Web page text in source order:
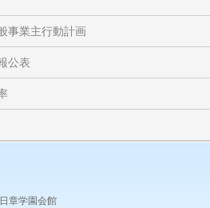
事業主行動計画
公表
章学園会館